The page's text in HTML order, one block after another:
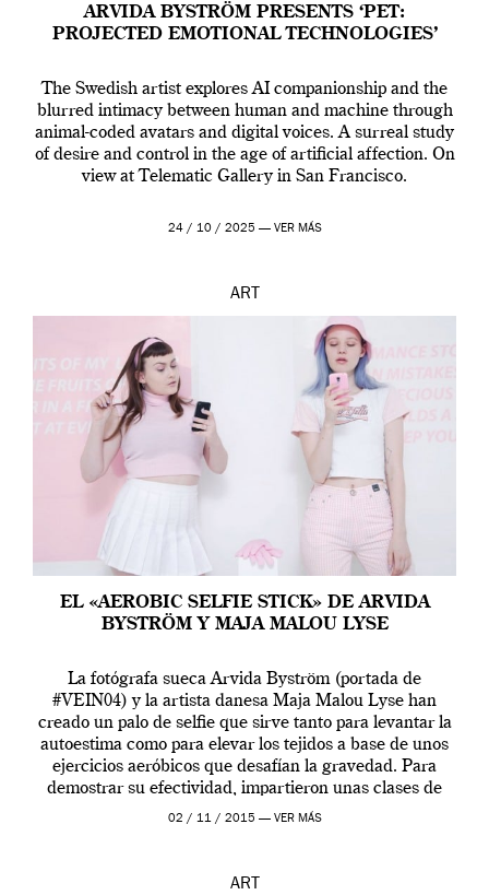
ARVIDA BYSTRÖM PRESENTS ‘PET:
PROJECTED EMOTIONAL TECHNOLOGIES’
The Swedish artist explores AI companionship and the
blurred intimacy between human and machine through
animal-coded avatars and digital voices. A surreal study
of desire and control in the age of artificial affection. On
view at Telematic Gallery in San Francisco.
24 / 10 / 2025 — VER MÁS
ART
EL «AEROBIC SELFIE STICK» DE ARVIDA
BYSTRÖM Y MAJA MALOU LYSE
La fotógrafa sueca Arvida Byström (portada de
#VEIN04) y la artista danesa Maja Malou Lyse han
creado un palo de selfie que sirve tanto para levantar la
autoestima como para elevar los tejidos a base de unos
ejercicios aeróbicos que desafían la gravedad. Para
demostrar su efectividad, impartieron unas clases de
prueba en el Tate […]
02 / 11 / 2015 — VER MÁS
ART